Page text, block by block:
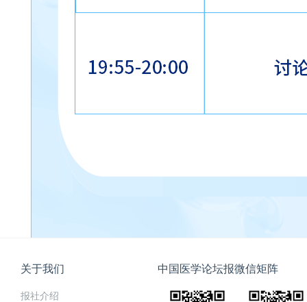
关于我们
报社介绍
中国医学论坛报微信矩阵